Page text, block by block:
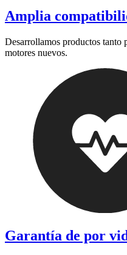
Amplia
Desarrollamos productos tanto
motores nuevos.
Garantía de por